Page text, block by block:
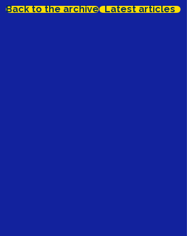
Back to the archive Latest articles